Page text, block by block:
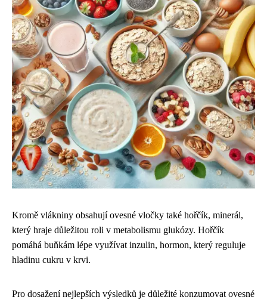
Kromě vlákniny obsahují ovesné vločky také hořčík, minerál,
který hraje důležitou roli v metabolismu glukózy. Hořčík
pomáhá buňkám lépe využívat inzulin, hormon, který reguluje
hladinu cukru v krvi.
Pro dosažení nejlepších výsledků je důležité konzumovat ovesné